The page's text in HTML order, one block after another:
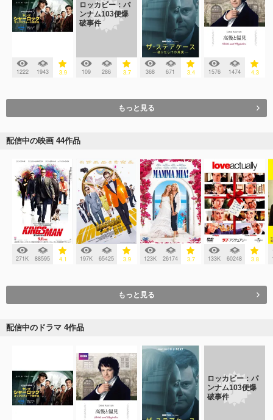
1222 1943 3.9
ロッカビー：パ
ンナム103便爆
破事件
109 286 3.7 368 671 3.4 1576 1474 4.3
もっと見る
配信中の映画 44作品
271K 88595 4.1 197K 65425 3.9 123K 26174 3.7 133K 60248 3.8
もっと見る
配信中のドラマ 4作品
ロッカビー：パ
ンナム103便爆
破事件